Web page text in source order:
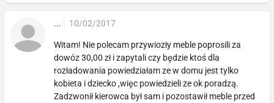
... 10/02/2017
Witam! Nie polecam przywiozły meble poprosili za
dowóz 30,00 zł i zapytali czy będzie ktoś dla
rozładowania powiedziałam ze w domu jest tylko
kobieta i dziecko ,więc powiedzieli ze ok poradzą.
Zadzwonił kierowca był sam i pozostawił meble przed